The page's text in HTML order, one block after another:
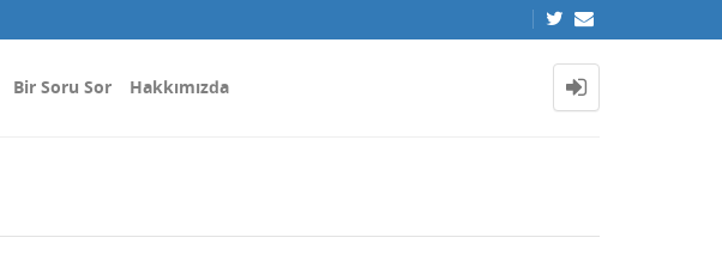
Bir Soru Sor Hakkımızda